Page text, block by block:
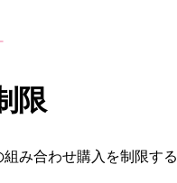
限
み合わせ購入を制限する